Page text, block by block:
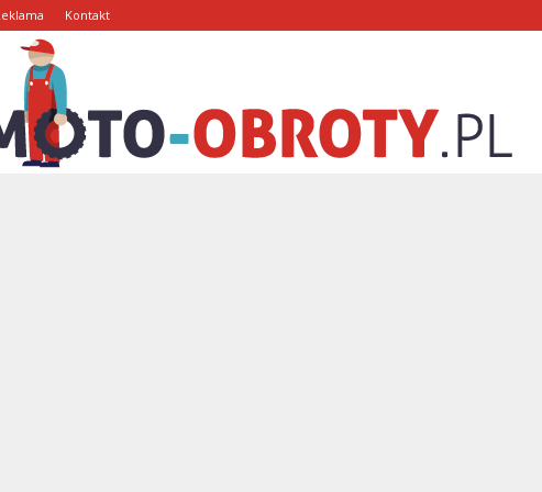
Kontakt